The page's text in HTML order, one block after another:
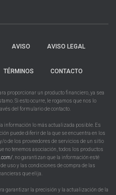
AVISO AVISO LEGAL
TÉRMINOS CONTACTO
proporcionar un producto financiero, ya sea
Si esto ocurre, le rogamos que nos lo
del formulario de contacto.
información lo más actualizada posible. Es
puede diferir de la que se encuentra en los
de los proveedores de servicios de un sitio
no tenemos asociación, todos los productos
, no garantizan que la información esté
uso y las condiciones de compra de las
que elija.
garantizar la precisión y la actualización de la